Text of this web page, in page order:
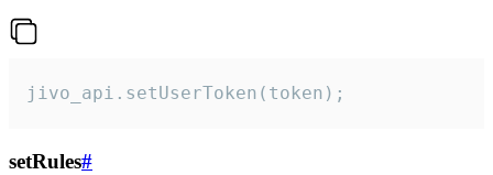
jivo_api.setUserToken(token);
setRules#